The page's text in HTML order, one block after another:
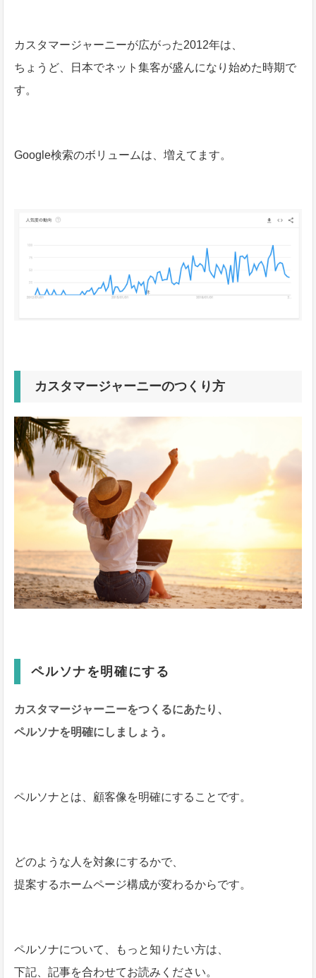
カスタマージャーニーが広がった2012年は、
ちょうど、日本でネット集客が盛んになり始めた時期で
す。
Google検索のボリュームは、増えてます。
カスタマージャーニーのつくり方
ペルソナを明確にする
カスタマージャーニーをつくるにあたり、
ペルソナを明確にしましょう。
ペルソナとは、顧客像を明確にすることです。
どのような人を対象にするかで、
提案するホームページ構成が変わるからです。
ペルソナについて、もっと知りたい方は、
下記、記事を合わせてお読みください。